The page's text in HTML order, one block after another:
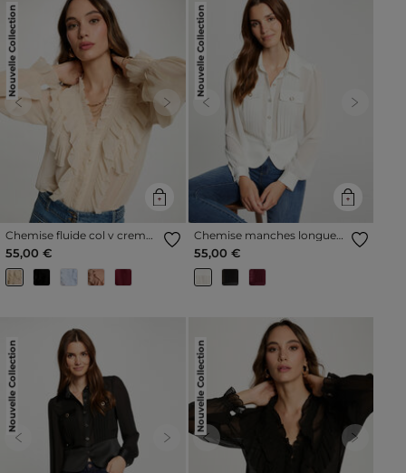
Nouvelle Collection
Previous Next
Chemise fluide col v creme
55,00 €
Nouvelle Collection
Previous Next
Chemise manches longues
avec plis ivoire femme
55,00 €
Nouvelle Collection
Previous Next
Nouvelle Collection
Previous Next